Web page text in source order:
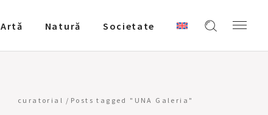
Artǎ Natură Societate
curatorial / Posts tagged "UNA Galeria"